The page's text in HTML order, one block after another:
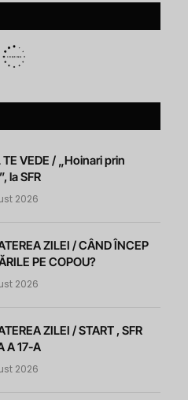
TE VEDE / „Hoinari prin
la SFR
2026
ZILEI / CÂND ÎNCEP
PE COPOU?
2026
ZILEI / START , SFR
A 17-A
2026